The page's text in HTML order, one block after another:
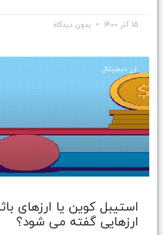
15 آذر 1400 بدون دیدگاه
ارز دیجیتال
استیبل کوین یا ارزهای
ارزهایی گفته می شود؟